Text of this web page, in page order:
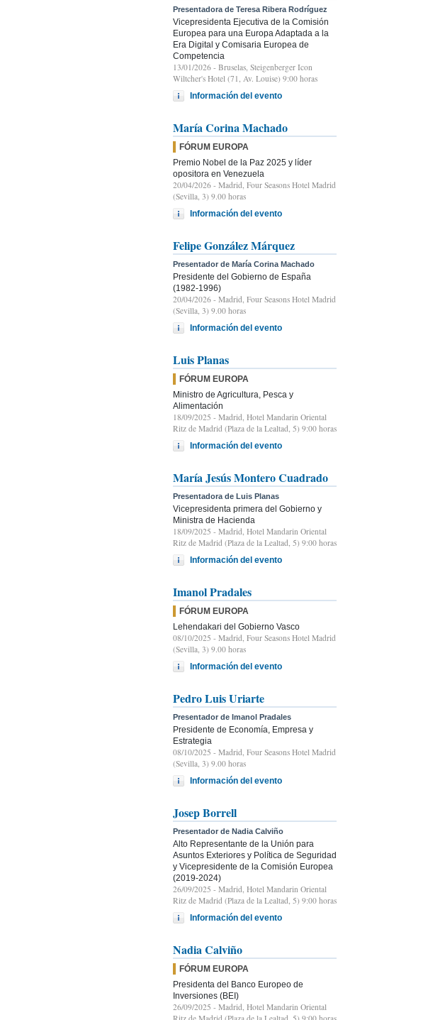
Presentadora de Teresa Ribera Rodríguez
Vicepresidenta Ejecutiva de la Comisión
Europea para una Europa Adaptada a la
Era Digital y Comisaria Europea de
Competencia
13/01/2026 - Bruselas, Steigenberger Icon
Wiltcher's Hotel (71, Av. Louise) 9:00 horas
Información del evento
María Corina Machado
FÓRUM EUROPA
Premio Nobel de la Paz 2025 y líder
opositora en Venezuela
20/04/2026 - Madrid, Four Seasons Hotel Madrid
(Sevilla, 3) 9.00 horas
Información del evento
Felipe González Márquez
Presentador de María Corina Machado
Presidente del Gobierno de España
(1982-1996)
20/04/2026 - Madrid, Four Seasons Hotel Madrid
(Sevilla, 3) 9.00 horas
Información del evento
Luis Planas
FÓRUM EUROPA
Ministro de Agricultura, Pesca y
Alimentación
18/09/2025 - Madrid, Hotel Mandarin Oriental
Ritz de Madrid (Plaza de la Lealtad, 5) 9:00 horas
Información del evento
María Jesús Montero Cuadrado
Presentadora de Luis Planas
Vicepresidenta primera del Gobierno y
Ministra de Hacienda
18/09/2025 - Madrid, Hotel Mandarin Oriental
Ritz de Madrid (Plaza de la Lealtad, 5) 9:00 horas
Información del evento
Imanol Pradales
FÓRUM EUROPA
Lehendakari del Gobierno Vasco
08/10/2025 - Madrid, Four Seasons Hotel Madrid
(Sevilla, 3) 9.00 horas
Información del evento
Pedro Luis Uriarte
Presentador de Imanol Pradales
Presidente de Economía, Empresa y
Estrategia
08/10/2025 - Madrid, Four Seasons Hotel Madrid
(Sevilla, 3) 9.00 horas
Información del evento
Josep Borrell
Presentador de Nadia Calviño
Alto Representante de la Unión para
Asuntos Exteriores y Política de Seguridad
y Vicepresidente de la Comisión Europea
(2019-2024)
26/09/2025 - Madrid, Hotel Mandarin Oriental
Ritz de Madrid (Plaza de la Lealtad, 5) 9:00 horas
Información del evento
Nadia Calviño
FÓRUM EUROPA
Presidenta del Banco Europeo de
Inversiones (BEI)
26/09/2025 - Madrid, Hotel Mandarin Oriental